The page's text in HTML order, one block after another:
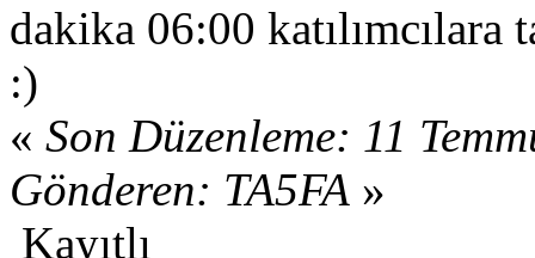
dakika 06:00
:)
« Son Düzenleme: 11
Gönderen: TA5FA »
Kayıtlı